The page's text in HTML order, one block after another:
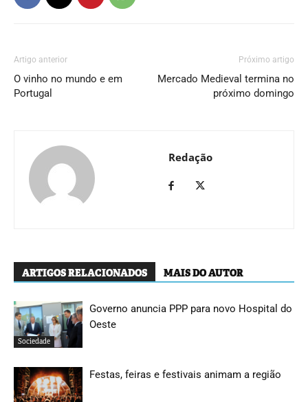
Artigo anterior
O vinho no mundo e em
Portugal
Próximo artigo
Mercado Medieval termina no
próximo domingo
Redação
ARTIGOS RELACIONADOS MAIS DO AUTOR
Sociedade
Governo anuncia PPP para novo Hospital do
Oeste
Festas, feiras e festivais animam a região